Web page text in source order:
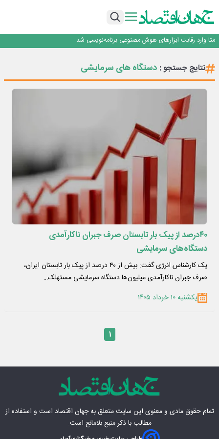
جمنای دستیار اصلی گوشی‌های اندرویدی می‌شود
متا وارد رقابت ابزارهای هوش مصنوعی برنامه‌نویسی شد
فیلم|ببینید:
جمنای دستیار اصلی گوشی‌های اندرویدی می‌شود
نتایج جستجو : دستگاه های سرمایشی
۴۰درصد از پیک بار تابستان صرف جبران ناکارآمدی
دستگاه‌های سرمایشی
یک کارشناس انرژی گفت: بیش از ۴۰ درصد از پیک بار تابستان ایران،
صرف جبران ناکارآمدی میلیون‌ها دستگاه سرمایشی مستهلک…
یکشنبه ۱۰ خرداد ۱۴۰۵
۱
تمام حقوق مادی‌ و معنوی این سایت متعلق بهجهان اقتصاد است و استفاده از
مطالب با ذکر منبع بلامانع است.